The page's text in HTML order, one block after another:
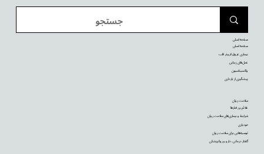
سلامت روان
علائم و رفتارها
شرایط و بیماری‌های سلامت روان
خودیاری
توصیه‌‌هایی برای سلامت روان
گفتار درمانی، دارو و روانپزشکی
صفحه اصلی
صفحه اصلی
بیماری عروق کرونر قلب
عمل‌های زیبایی
واکسیناسیون
پیشگیری از بارداری